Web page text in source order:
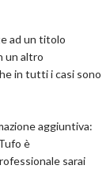
ad un titolo
un altro
in tutti i casi sono
aggiuntiva:
è
sarai